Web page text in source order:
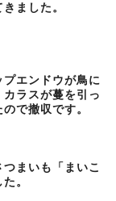
ました。
エンドウが鳥に
ラスが蔓を引っ
で撤収です。
まいも「まいこ
。